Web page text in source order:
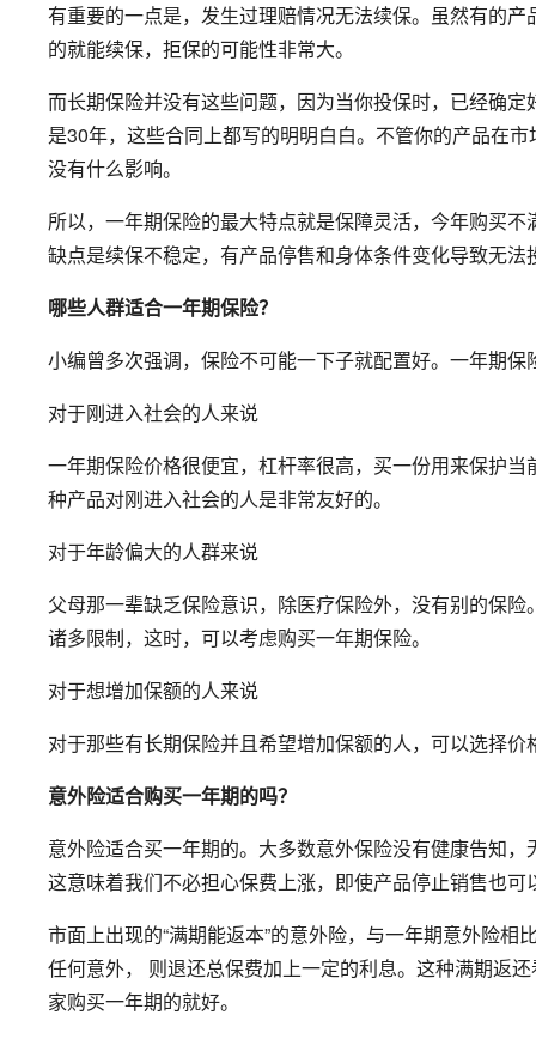
有重要的一点是，发生过理赔情况无法续保。虽然有的
的就能续保，拒保的可能性非常大。
而长期保险并没有这些问题，因为当你投保时，已经确
是30年，这些合同上都写的明明白白。不管你的产品在
没有什么影响。
所以，一年期保险的最大特点就是保障灵活，今年购买
缺点是续保不稳定，有产品停售和身体条件变化导致无法
哪些人群适合一年期保险？
小编曾多次强调，保险不可能一下子就配置好。一年期
对于刚进入社会的人来说
一年期保险价格很便宜，杠杆率很高，买一份用来保护
种产品对刚进入社会的人是非常友好的。
对于年龄偏大的人群来说
父母那一辈缺乏保险意识，除医疗保险外，没有别的保
诸多限制，这时，可以考虑购买一年期保险。
对于想增加保额的人来说
对于那些有长期保险并且希望增加保额的人，可以选择价
意外险适合购买一年期的吗？
意外险适合买一年期的。大多数意外保险没有健康告知
这意味着我们不必担心保费上涨，即使产品停止销售也可
市面上出现的“满期能返本”的意外险，与一年期意外险
任何意外， 则退还总保费加上一定的利息。这种满期返
家购买一年期的就好。